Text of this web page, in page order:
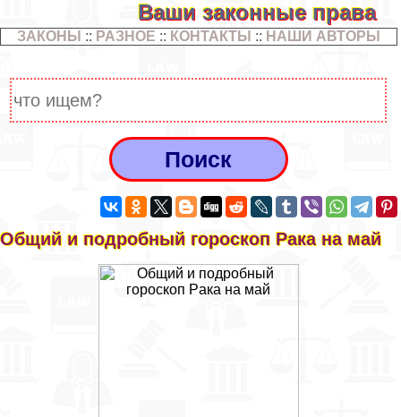
Ваши законные права
ЗАКОНЫ :: РАЗНОЕ :: КОНТАКТЫ :: НАШИ АВТОРЫ
Общий и подробный гороскоп Paка на май